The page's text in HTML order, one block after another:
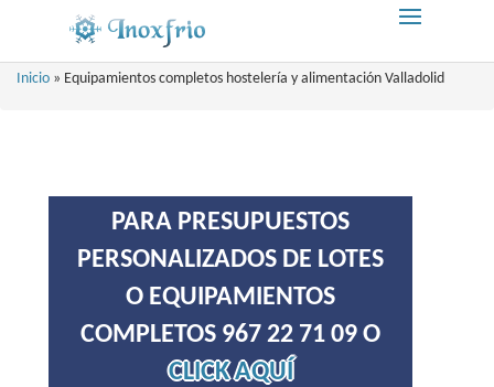
Inicio » Equipamientos completos hostelería y alimentación Valladolid
PARA PRESUPUESTOS
PERSONALIZADOS DE LOTES
O EQUIPAMIENTOS
COMPLETOS 967 22 71 09 O
CLICK AQUÍ